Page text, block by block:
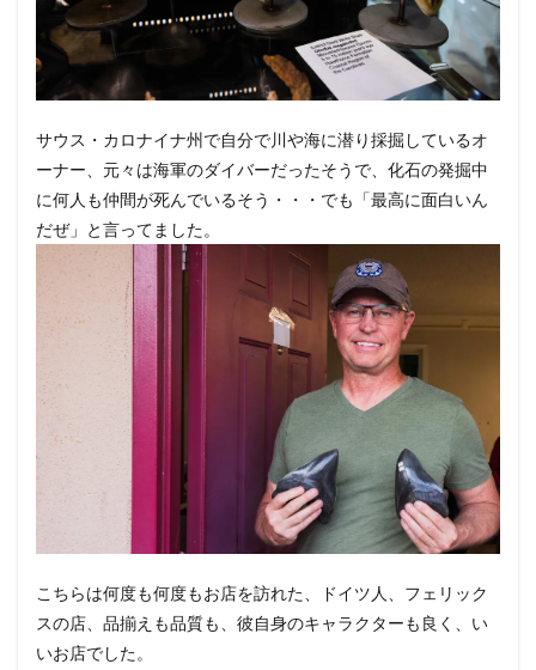
サウス・カロナイナ州で自分で川や海に潜り採掘しているオ
ーナー、元々は海軍のダイバーだったそうで、化石の発掘中
に何人も仲間が死んでいるそう・・・でも「最高に面白いん
だぜ」と言ってました。
こちらは何度も何度もお店を訪れた、ドイツ人、フェリック
スの店、品揃えも品質も、彼自身のキャラクターも良く、い
いお店でした。